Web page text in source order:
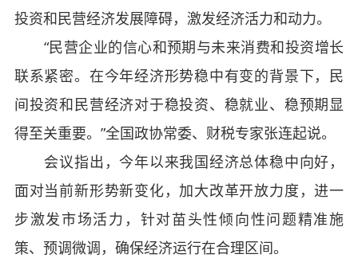
投资和民营经济发展障碍，激发经济活力和动力。
“民营企业的信心和预期与未来消费和投资增长
联系紧密。在今年经济形势稳中有变的背景下，民
间投资和民营经济对于稳投资、稳就业、稳预期显
得至关重要。”全国政协常委、财税专家张连起说。
会议指出，今年以来我国经济总体稳中向好，
面对当前新形势新变化，加大改革开放力度，进一
步激发市场活力，针对苗头性倾向性问题精准施
策、预调微调，确保经济运行在合理区间。